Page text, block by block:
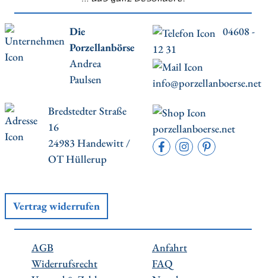
Die
Porzellanbörse
Andrea
Paulsen
04608 -
12 31
info@porzellanboerse.net
Bredstedter Straße
16
24983 Handewitt /
OT Hüllerup
porzellanboerse.net
Vertrag widerrufen
AGB
Widerrufsrecht
Anfahrt
FAQ